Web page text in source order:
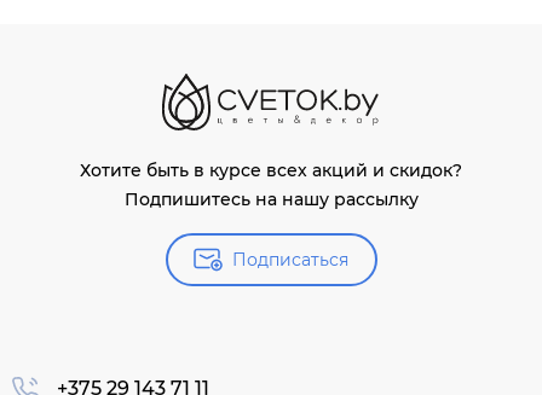
Хотите быть в курсе всех акций и скидок?
Подпишитесь на нашу рассылку
Подписаться
+375 29 143 71 11